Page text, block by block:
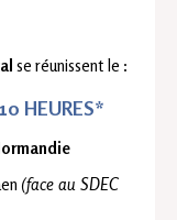
se réunissent le :
HEURES*
(face au SDEC